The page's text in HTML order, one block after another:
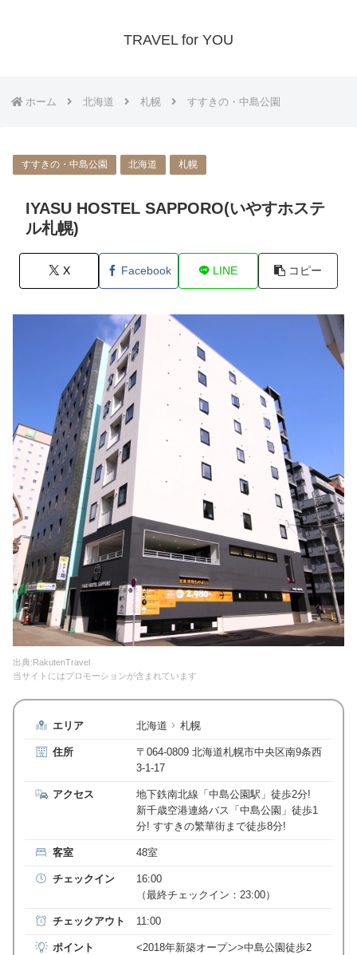
TRAVEL for YOU
ホーム 北海道 札幌 すすきの・中島公園
すすきの・中島公園 北海道 札幌
IYASU HOSTEL SAPPORO(いやすホステ
ル札幌)
X Facebook LINE コピー
出典:RakutenTravel
当サイトにはプロモーションが含まれています
エリア 北海道 札幌
住所
〒064-0809 北海道札幌市中央区南9条西
3-1-17
アクセス
地下鉄南北線「中島公園駅」徒歩2分!
新千歳空港連絡バス「中島公園」徒歩1
分! すすきの繁華街まで徒歩8分!
客室 48室
チェックイン
16:00
（最終チェックイン：23:00）
チェックアウト 11:00
ポイント
<2018年新築オープン>中島公園徒歩2